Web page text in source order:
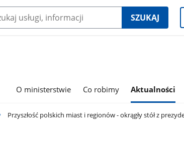
SZUKAJ
O ministerstwie Co robimy Aktualności
Przyszłość polskich miast i regionów - okrągły stół z